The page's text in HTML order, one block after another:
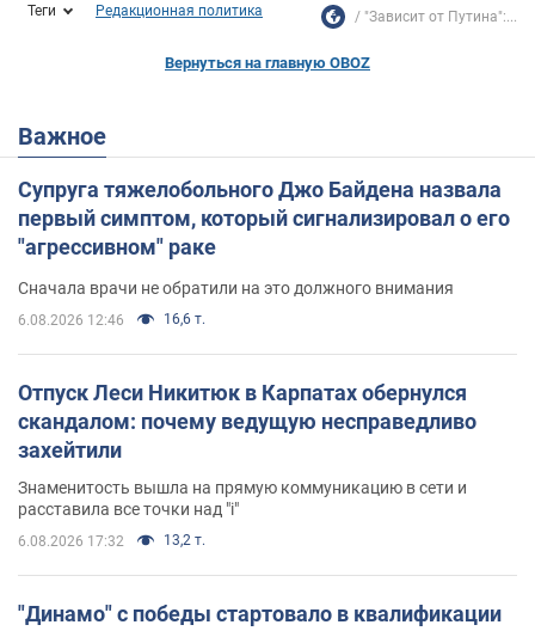
Теги Редакционная политика "Зависит от Путина":...
Вернуться на главную OBOZ
Важное
Супруга тяжелобольного Джо Байдена назвала
первый симптом, который сигнализировал о его
"агрессивном" раке
Сначала врачи не обратили на это должного внимания
6.08.2026 12:46 16,6 т.
Отпуск Леси Никитюк в Карпатах обернулся
скандалом: почему ведущую несправедливо
захейтили
Знаменитость вышла на прямую коммуникацию в сети и
расставила все точки над "i"
6.08.2026 17:32 13,2 т.
"Динамо" с победы стартовало в квалификации